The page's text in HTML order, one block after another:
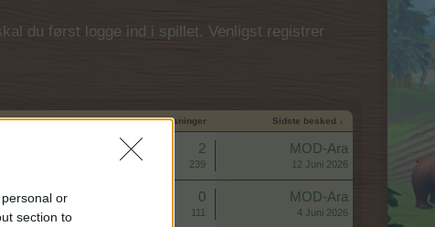
or
section to
du først logge ind i spillet. Venligst registrer
Start dato Svar Visninger Sidste besked ↓
Svar: 2
Visninger: 239
MOD-Ara
12 Juni 2026
0
111
MOD-Ara
4 Juni 2026